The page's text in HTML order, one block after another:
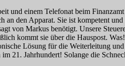
und einem Telefonat beim
an den Apparat. Sie ist kompetent
von Markus benötigt. Unsere
kommt sie über die Hauspost.
Lösung für die Weiterleitung
21. Jahrhundert! Solange die